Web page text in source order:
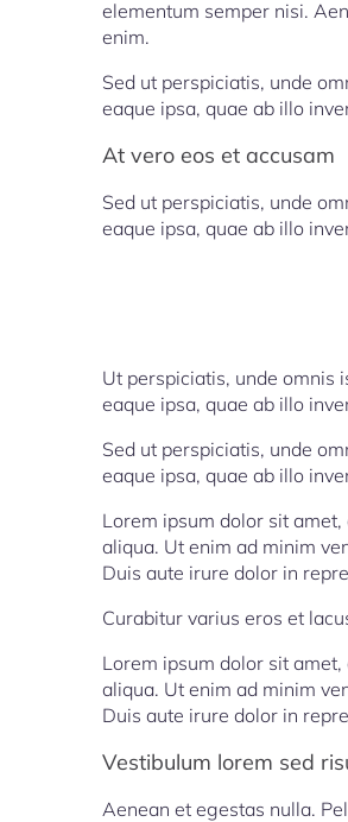
elementum semper nisi.
enim.
Sed ut perspiciatis, unde
eaque ipsa, quae ab illo
At vero eos et accusam
Sed ut perspiciatis, unde
eaque ipsa, quae ab illo
Ut perspiciatis, unde omnis
eaque ipsa, quae ab illo
Sed ut perspiciatis, unde
eaque ipsa, quae ab illo
Lorem ipsum dolor sit
aliqua. Ut enim ad minim
Duis aute irure dolor in
Curabitur varius eros et
Lorem ipsum dolor sit
aliqua. Ut enim ad minim
Duis aute irure dolor in
Vestibulum lorem sed
Aenean et egestas nulla.